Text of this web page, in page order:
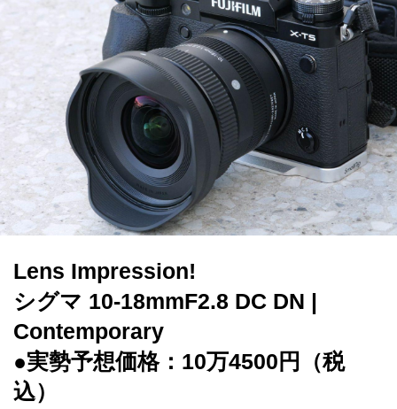
Lens Impression!
シグマ 10-18mmF2.8 DC DN |
Contemporary
●実勢予想価格：10万4500円（税
込）